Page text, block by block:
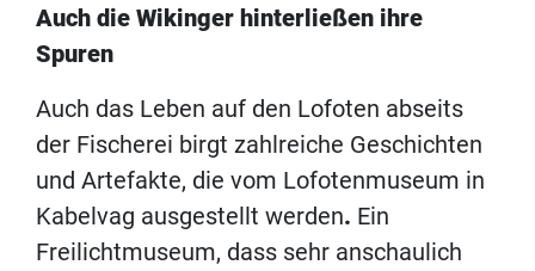
Auch die Wikinger hinterließen ihre
Spuren
Auch das Leben auf den Lofoten abseits
der Fischerei birgt zahlreiche Geschichten
und Artefakte, die vom Lofotenmuseum in
Kabelvag ausgestellt werden. Ein
Freilichtmuseum, dass sehr anschaulich